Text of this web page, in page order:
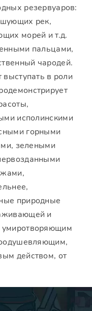
резервуаров:
рек,
морей и т.д.
пальцами,
чародей.
выступать в роли
исполинскими
горными
зелеными
природные
и
умиротворяющим
действом, от